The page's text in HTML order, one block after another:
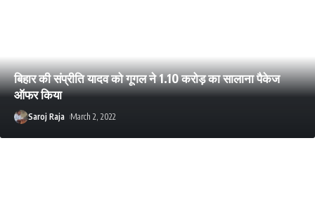
बिहार की संप्रीति यादव को गूगल ने 1.10 करोड़ का सालाना पैकेज
ऑफर किया
Saroj Raja March 2, 2022